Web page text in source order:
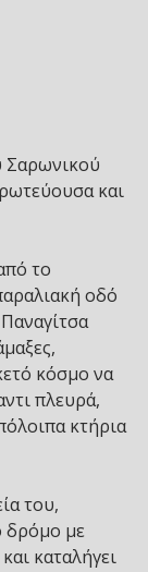
Σαρωνικού
και
το
οδό
κόσμο να
πλευρά,
κτήρια
του,
δρόμο με
καταλήγει